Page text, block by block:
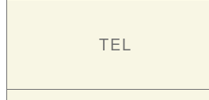
TEL